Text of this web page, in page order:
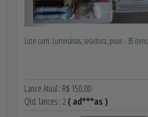
Lote com: Luminárias, seladora, pisos - 38 itens
Lance Atual : R$ 150,00
Qtd. lances : 2 ( ad***as )